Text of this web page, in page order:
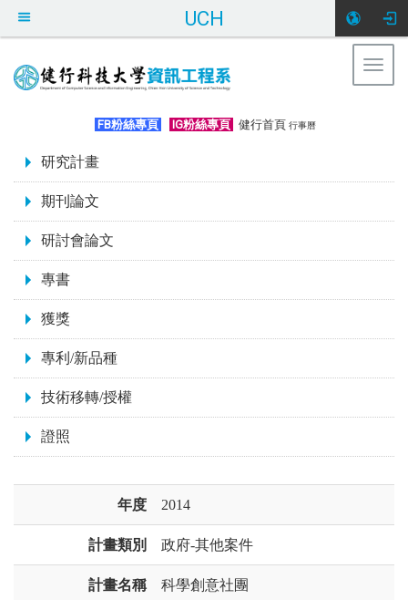
UCH
FB粉絲專頁 IG粉絲專頁 健行首頁 行事曆
研究計畫
期刊論文
研討會論文
專書
獲獎
專利/新品種
技術移轉/授權
證照
年度 2014
計畫類別 政府-其他案件
計畫名稱 科學創意社團